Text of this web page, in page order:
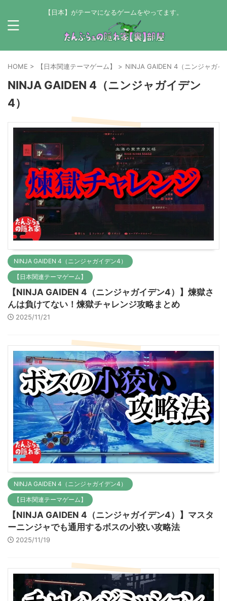
【日本】がテーマになるゲームをやってます。
HOME > 【日本関連テーマゲーム】 > NINJA GAIDEN 4（ニンジャガイ
NINJA GAIDEN 4（ニンジャガイデン
4）
NINJA GAIDEN 4（ニンジャガイデン4）
【日本関連テーマゲーム】
【NINJA GAIDEN 4（ニンジャガイデン4）】煉獄さ
んは負けてない！煉獄チャレンジ攻略まとめ
2025/11/21
NINJA GAIDEN 4（ニンジャガイデン4）
【日本関連テーマゲーム】
【NINJA GAIDEN 4（ニンジャガイデン4）】マスタ
ーニンジャでも通用するボスの小狡い攻略法
2025/11/19